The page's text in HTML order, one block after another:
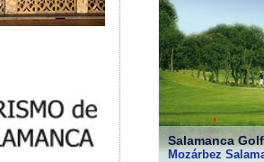
Salamanca Golf
Mozárbez